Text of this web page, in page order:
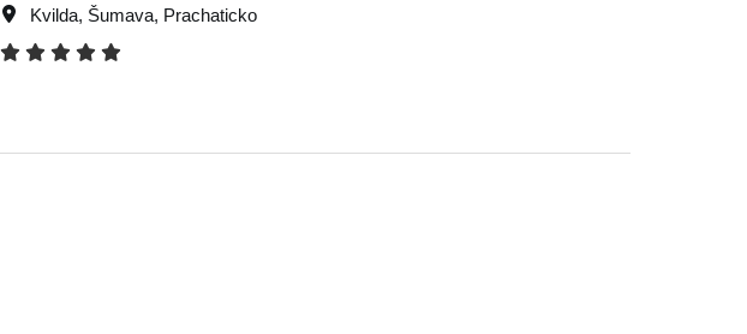
Kvilda, Šumava, Prachaticko